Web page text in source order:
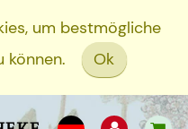
um bestmögliche
können.
Ok